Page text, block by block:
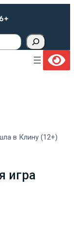
в Клину (12+)
игра